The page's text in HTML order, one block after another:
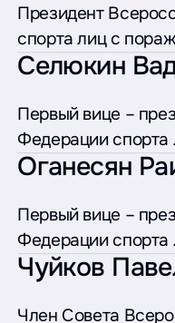
Президент
спорта лиц с
Селюкин
Первый вице –
Федерации
Оганесян
Первый вице –
Федерации
Чуйков
Член Совета